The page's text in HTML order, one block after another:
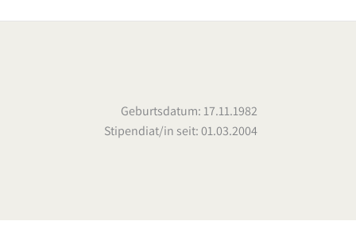
Geburtsdatum: 17.11.1982
Stipendiat/in seit: 01.03.2004